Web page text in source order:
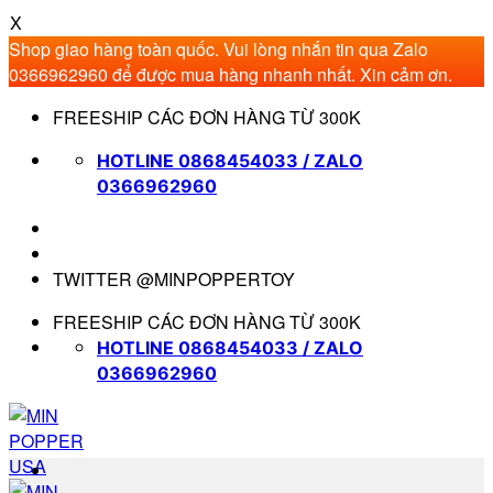
X
Shop giao hàng toàn quốc. Vui lòng nhắn tin qua Zalo
0366962960 để được mua hàng nhanh nhất. Xin cảm ơn.
qua
FREESHIP CÁC ĐƠN HÀNG TỪ 300K
HOTLINE 0868454033 / ZALO
0366962960
TWITTER @MINPOPPERTOY
FREESHIP CÁC ĐƠN HÀNG TỪ 300K
HOTLINE 0868454033 / ZALO
0366962960